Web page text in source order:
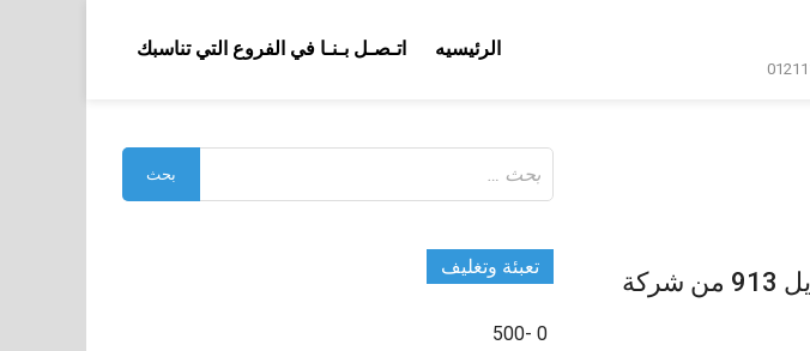
الرئيسيه اتـصـل بـنـا في الفروع التي تناسبك
مكائن تغليف m2pack موديل 913 من شركة
عن:
تعبئة وتغليف
0 -500